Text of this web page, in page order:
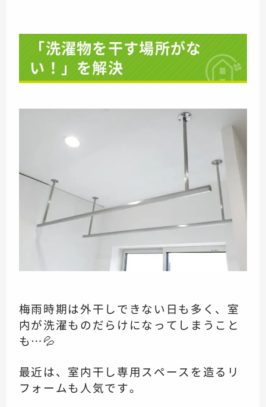
「洗濯物を干す場所がな
い！」を解決
梅雨時期は外干しできない日も多く、室
内が洗濯ものだらけになってしまうこと
も…💦
最近は、室内干し専用スペースを造るリ
フォームも人気です。